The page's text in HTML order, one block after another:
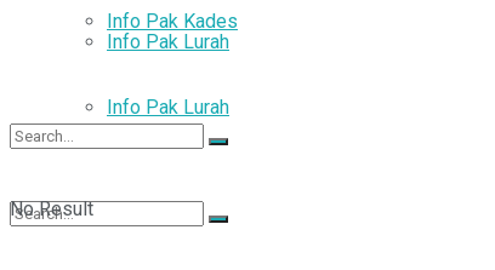
Info Pak Kades
Info Pak Lurah
Info Pak Lurah
No Result